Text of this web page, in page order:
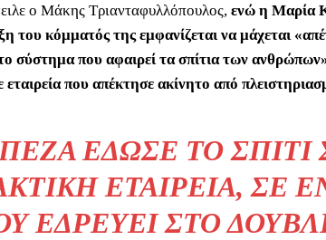
ο Μάκης Τριανταφυλλόπουλος, ενώ η Μαρία
του κόμματός της εμφανίζεται να μάχεται
σύστημα που αφαιρεί τα σπίτια των
εταιρεία που απέκτησε ακίνητο από
ΈΔΩΣΕ ΤΟ ΣΠΊΤΙ
ΕΤΑΙΡΕΊΑ, ΣΕ
ΕΔΡΕΎΕΙ ΣΤΟ